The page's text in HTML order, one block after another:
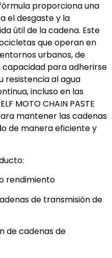
proporciona una
el desgaste y la
útil de la cadena. Este
que operan en
urbanos, de
para adherirse
resistencia al agua
incluso en las
MOTO CHAIN PASTE
mantener las cadenas
de manera eficiente y
rendimiento
de transmisión de
de cadenas de